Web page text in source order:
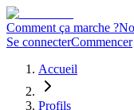
Comment ça marche ?
Se connecterCommencer
Accueil
Profils